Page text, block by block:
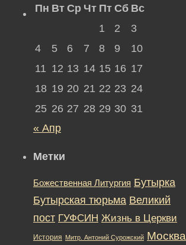
Пн Вт Ср Чт Пт Сб Вс
1
2
3
4
5 6 7 8 9
10
11 12 13 14 15 16 17
18 19 20 21 22 23 24
25 26 27 28 29 30 31
« Апр
Метки
Божественная Литургия Бутырка
Бутырская тюрьма Великий
пост ГУФСИН Жизнь в Церкви
История Митр. Антоний Сурожский Москва